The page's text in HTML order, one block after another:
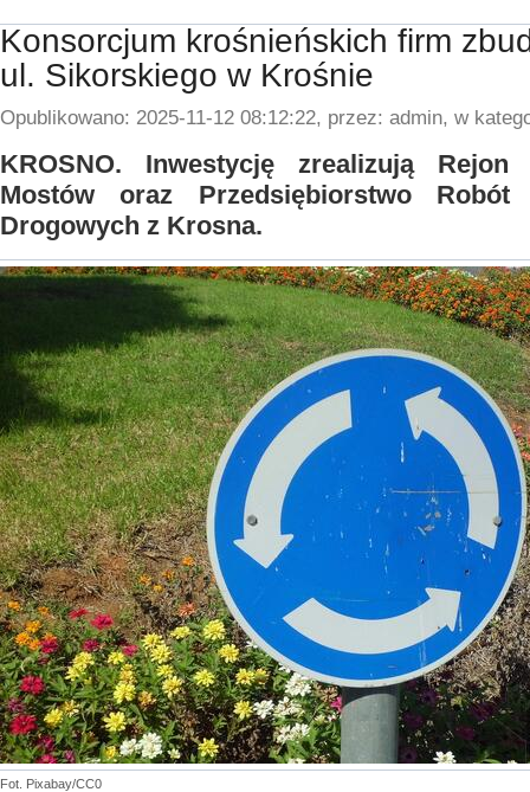
Konsorcjum krośnieńskich firm
ul. Sikorskiego w Krośnie
Opublikowano: 2025-11-12 08:12:22, przez: admin, w
KROSNO. Inwestycję zrealizują
Mostów oraz Przedsiębiorstwo
Drogowych z Krosna.
Fot. Pixabay/CC0